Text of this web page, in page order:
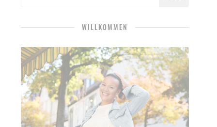
WILLKOMMEN